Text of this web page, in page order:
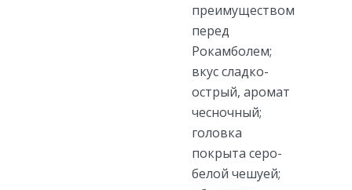
преимуществом
перед
Рокамболем;
вкус сладко-
острый, аромат
чесночный;
головка
покрыта серо-
белой чешуей;